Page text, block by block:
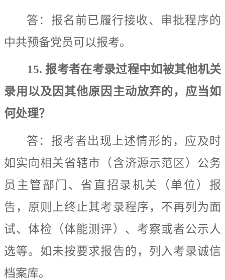
答： 报名前已履行接收、审批程序的
中共预备党员可以报考。
15.报考者在考录过程中如被其他机关
录用以及因其他原因主动放弃的 ，应当如
何处理？
答： 报考者出现上述情形的， 应及时
如实向相关省辖市 （含济源示范区） 公务
员主管部门、省直招录机关（单位）报
告，原则上终止其考录程序，不再列为面
试、体检（体能测评）、考察或者公示人
选等。如未按要求报告的，列入考录诚信
档案库。